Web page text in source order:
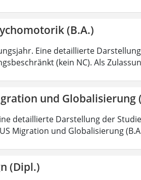
(B.A.)
Eine detaillierte
(kein NC). Als
und Globalisierung
detaillierte Darstellung der
Migration und Globalisierung
(Dipl.)